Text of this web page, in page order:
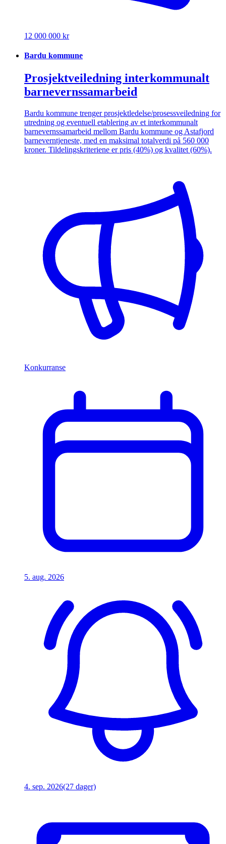
12 000 000 kr
Bardu kommune
Prosjektveiledning interkommunalt
barnevernssamarbeid
Bardu kommune trenger prosjektledelse/prosessveiledning for
utredning og eventuell etablering av et interkommunalt
barnevernssamarbeid mellom Bardu kommune og Astafjord
barneverntjeneste, med en maksimal totalverdi på 560 000
kroner. Tildelingskriteriene er pris (40%) og kvalitet (60%).
Konkurranse
5. aug. 2026
4. sep. 2026(27 dager)